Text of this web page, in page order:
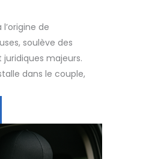
de
soulève des
majeurs.
dans le couple,